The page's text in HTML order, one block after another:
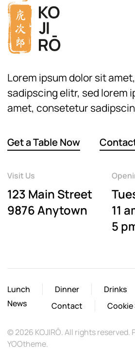
Lorem ipsum dolor sit
sadipscing elitr, sed lorem
amet, consetetur
Get a Table Now
Visit Us
123 Main Street
9876 Anytown
11
5
Lunch Dinner Drinks
News
Contact
©2026 KOJIRŌ. All rights reserved.
YOOtheme.